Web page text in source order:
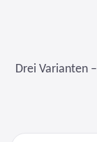
Drei Varianten